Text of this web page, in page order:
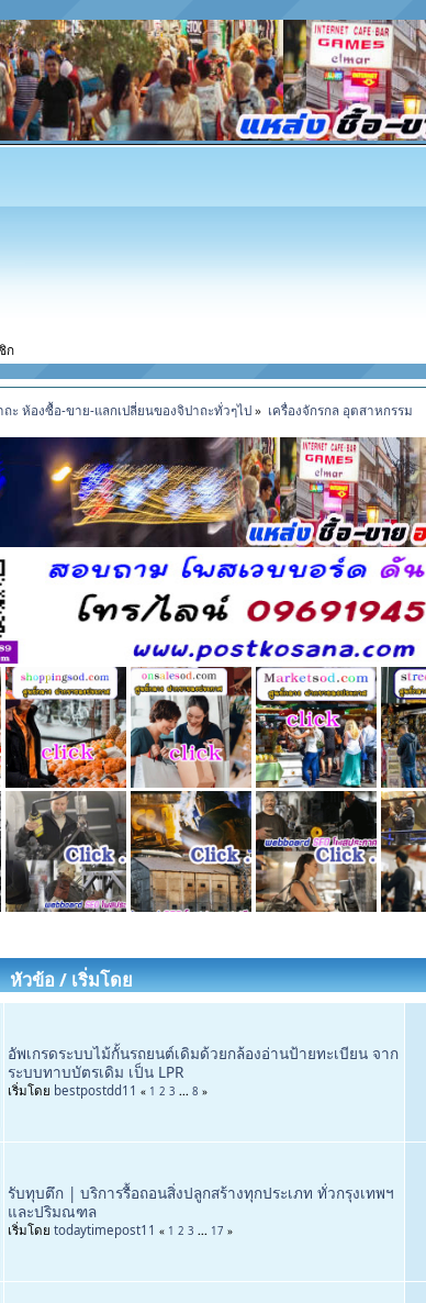
ก
ะ ห้องซื้อ-ขาย-แลกเปลี่ยนของจิปาถะทั่วๆไป» เครื่องจักรกล อุตสาหกรรม
หัวข้อ/เริ่มโดย
อัพเกรดระบบไม้กั้นรถยนต์เดิมด้วยกล้องอ่านป้ายทะเบียน จาก
ระบบทาบบัตรเดิม เป็น LPR
เริ่มโดย bestpostdd11 « 1 2 3 ...8 »
รับทุบตึก | บริการรื้อถอนสิ่งปลูกสร้างทุกประเภท ทั่วกรุงเทพฯ
และปริมณฑล
เริ่มโดยtodaytimepost11 « 1 2 3 ... 17 »